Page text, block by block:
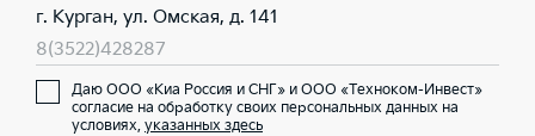
г. Курган, ул. Омская, д. 141
8(3522)428287
Даю ООО «Киа Россия и СНГ» и ООО «Техноком-Инвест»
согласие на обработку своих персональных данных на
условиях, указанных здесь